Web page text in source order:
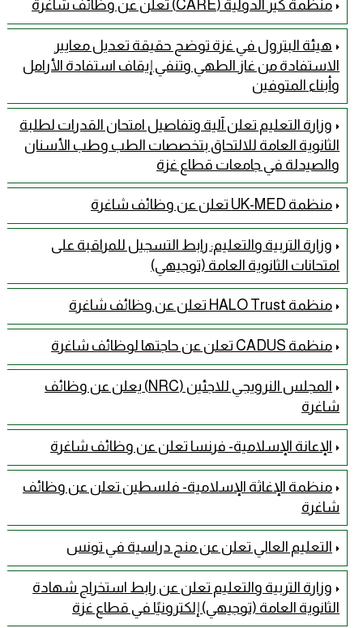
منظمة كير الدولية (CARE) تُعلن عن وظائف شاغرة
هيئة البترول في غزة توضح حقيقة تعديل معايير
الاستفادة من غاز الطهي وتنفي إيقاف استفادة الأرامل
وأبناء المتوفين
وزارة التعليم تعلن آلية وتفاصيل امتحان القدرات لطلبة
الثانوية العامة للالتحاق بتخصصات الطب وطب الأسنان
والصيدلة في جامعات قطاع غزة
منظمة UK-MED تعلن عن وظائف شاغرة
وزارة التربية والتعليم: رابط التسجيل للمراقبة على
امتحانات الثانوية العامة (توجيهي)
منظمة HALO Trust تعلن عن وظائف شاغرة
منظمة CADUS تعلن عن حاجتها لوظائف شاغرة
المجلس النرويجي للاجئين (NRC) يعلن عن وظائف
شاغرة
الإعانة الإسلامية- فرنسا تعلن عن وظائف شاغرة
منظمة الإغاثة الإسلامية- فلسطين تعلن عن وظائف
شاغرة
التعليم العالي تعلن عن منح دراسية في تونس
وزارة التربية والتعليم تعلن عن رابط استخراج شهادة
الثانوية العامة (توجيهي) إلكترونيًا في قطاع غزة